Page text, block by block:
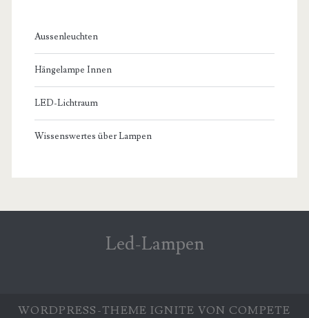
Aussenleuchten
Hängelampe Innen
LED-Lichtraum
Wissenswertes über Lampen
Led-Lampen
WORDPRESS-THEME IGNITE VON COMPETE